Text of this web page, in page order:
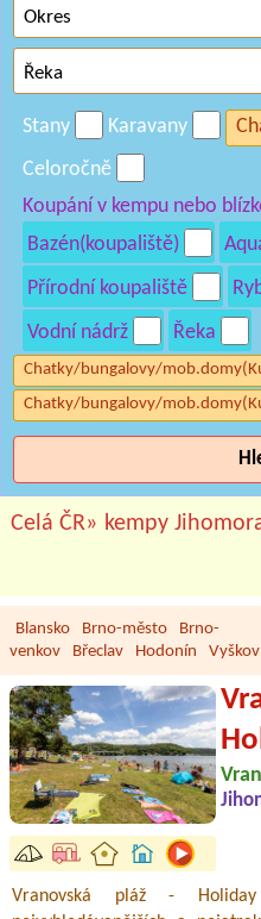
Stany Karavany
Celoročně
Koupání v kempu nebo
Bazén(koupaliště)
Přírodní koupaliště
Vodní nádrž
Řeka
Chatky/bungalovy/
Chatky/bungalovy/
Celá ČR» kempy
Blansko Brno-město
Brno-
venkov
Břeclav Hodonín Vyškov
Vranovská pláž -